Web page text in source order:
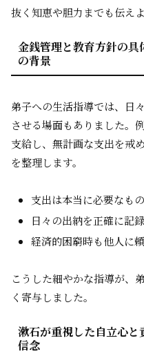
抜く知恵や胆力までも伝え
金銭管理と教育方針の
の背景
弟子への生活指導では、日
させる場面もありました。
支給し、無計画な支出を戒
を整理します。
支出は本当に必要なも
日々の出納を正確に記
経済的困窮時も他人に
こうした細やかな指導が、
く寄与しました。
漱石が重視した自立心
信念